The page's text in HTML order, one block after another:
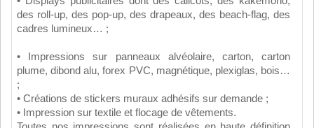
des roll-up, des pop-up, des drapeaux, des beach-flag, des
cadres lumineux… ;
• Impressions sur panneaux alvéolaire, carton, carton
plume, dibond alu, forex PVC, magnétique, plexiglas, bois…
;
• Créations de stickers muraux adhésifs sur demande ;
• Impression sur textile et flocage de vêtements.